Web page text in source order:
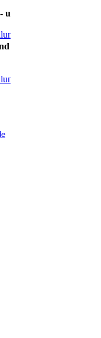
Prüfstandsplanung